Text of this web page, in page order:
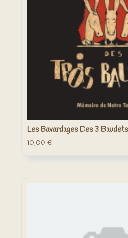
Les Bavardages Des 3 Baudets
10,00 €